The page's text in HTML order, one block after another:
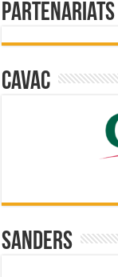
Partenariats
Cavac
Sanders